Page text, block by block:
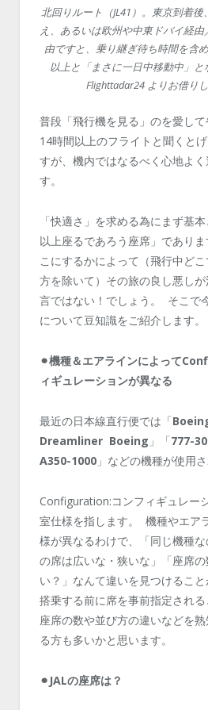
北回りルート（JL41）。東京到着
え、あるいは欧州や中東ドバイ経
由ですと、乗り継ぎ待ち時間を含
以上と「まさに一日中移動中」と
Flighttadar24 よりお借りし
普段「飛行機を見る」のを愛し
14時間以上のフライトと聞くと
すが、機内ではなるべく心地よ
す。
「快適さ」を求める為にまず基
以上座るであろう座席」であり
こにするかによって（飛行中ど
方を除いて）その旅の良し悪し
言ではない！でしょう。 そこで
について豆知識をご紹介します。
⚫︎機種＆エアラインによって
ィギュレーションが異なる
最近の日本線直行便では「
Dreamliner Boeing 」「777-
A350-1000 」などの機種が使用
Configuration:コンフィギュレー
室仕様を指します。 機種やエア
様が異なるわけで、「同じ機種
の席は広いな・狭いな」「座席
い？」なんて違いを見つけるこ
搭乗する前に席を事前指定される
座席の数や並び方の違いなどを
る方も多いかと思います。
⚫︎JALの座席は？